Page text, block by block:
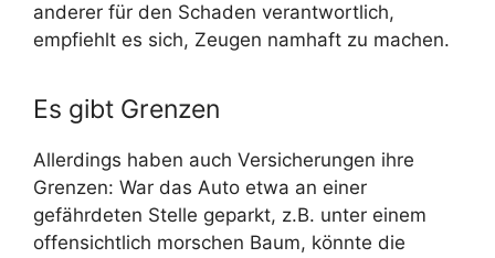
anderer für den Schaden verantwortlich,
empfiehlt es sich, Zeugen namhaft zu machen.
Es gibt Grenzen
Allerdings haben auch Versicherungen ihre
Grenzen: War das Auto etwa an einer
gefährdeten Stelle geparkt, z.B. unter einem
offensichtlich morschen Baum, könnte die